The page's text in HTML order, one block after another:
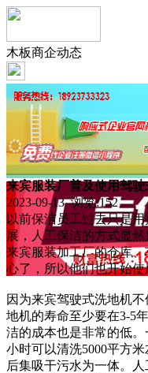
木板商企动态
来宾服装厂普及使用驾
2023-09-13 浏览:152
以前保洁员工过去只是
展，人工保洁的方式显
来宾服装加工厂的仓库
心了，所以他们也开始使
因为来宾驾驶式洗地机
地机的寿命至少要在3-5
洁的成本也是非常的低
小时可以清洗5000平方
后集吸干污水为一体。